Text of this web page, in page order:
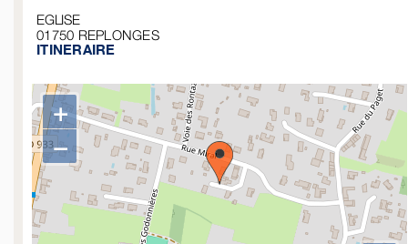
EGLISE
01750 REPLONGES
ITINERAIRE
+
−